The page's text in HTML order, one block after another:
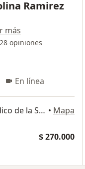
Ramirez
más
opiniones
En línea
Carrera 7 119-14 Centro Médico de la Sabana Consultorio 505, Bogotá • Mapa
$ 270.000